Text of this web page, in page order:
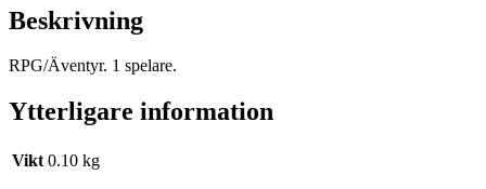
Beskrivning
RPG/Äventyr. 1 spelare.
Ytterligare information
Vikt 0.10 kg